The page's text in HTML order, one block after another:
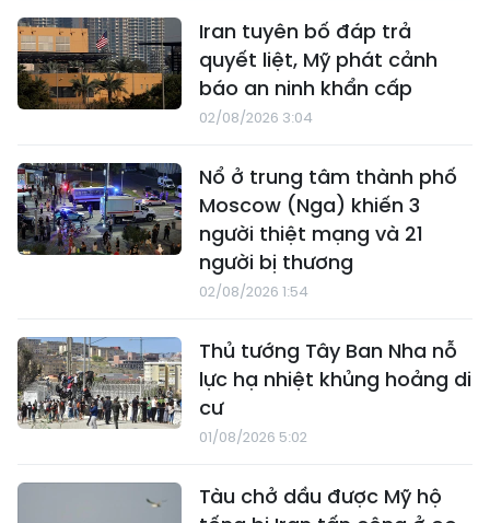
Iran tuyên bố đáp trả
quyết liệt, Mỹ phát cảnh
báo an ninh khẩn cấp
02/08/2026 3:04
Nổ ở trung tâm thành phố
Moscow (Nga) khiến 3
người thiệt mạng và 21
người bị thương
02/08/2026 1:54
Thủ tướng Tây Ban Nha nỗ
lực hạ nhiệt khủng hoảng di
cư
01/08/2026 5:02
Tàu chở dầu được Mỹ hộ